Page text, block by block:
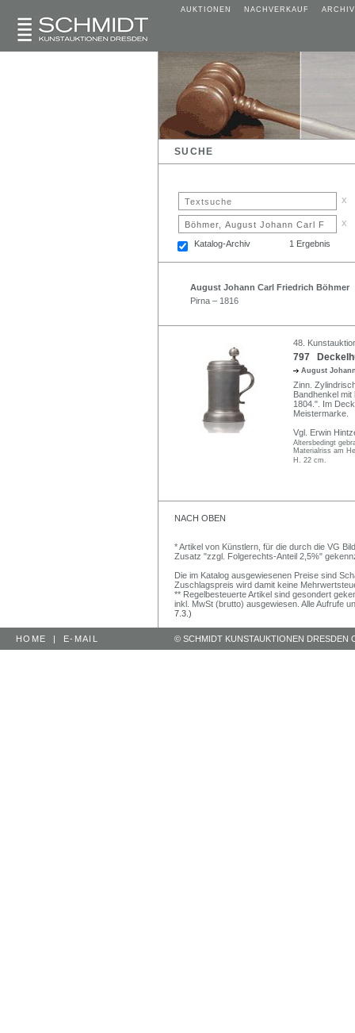
AUKTIONEN NACHVERKAUF ARCHIV
SUCHE
x
x
Katalog-Archiv 1 Ergebnis
August Johann Carl Friedrich Böhmer
Pirna – 1816
48.
797
August
Zinn.
Bandhenkel
1804.". Im
Meistermarke.
Vgl. Erwin
Altersbedingt
Materialriss am
H. 22 cm.
NACH OBEN
* Artikel von Künstlern, für die durch die VG
Zusatz "zzgl. Folgerechts-Anteil 2,5%"
Die im Katalog ausgewiesenen Preise sind
Zuschlagspreis wird damit keine
** Regelbesteuerte Artikel sind gesondert
inkl. MwSt (brutto) ausgewiesen. Alle Aufrufe
7.3.)
HOME | E-MAIL © SCHMIDT KUNSTAUKTIONEN DRESDEN